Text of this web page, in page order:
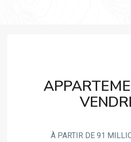
À PARTIR DE 91